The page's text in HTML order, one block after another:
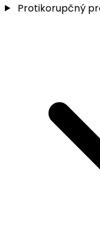
Protikorupčný